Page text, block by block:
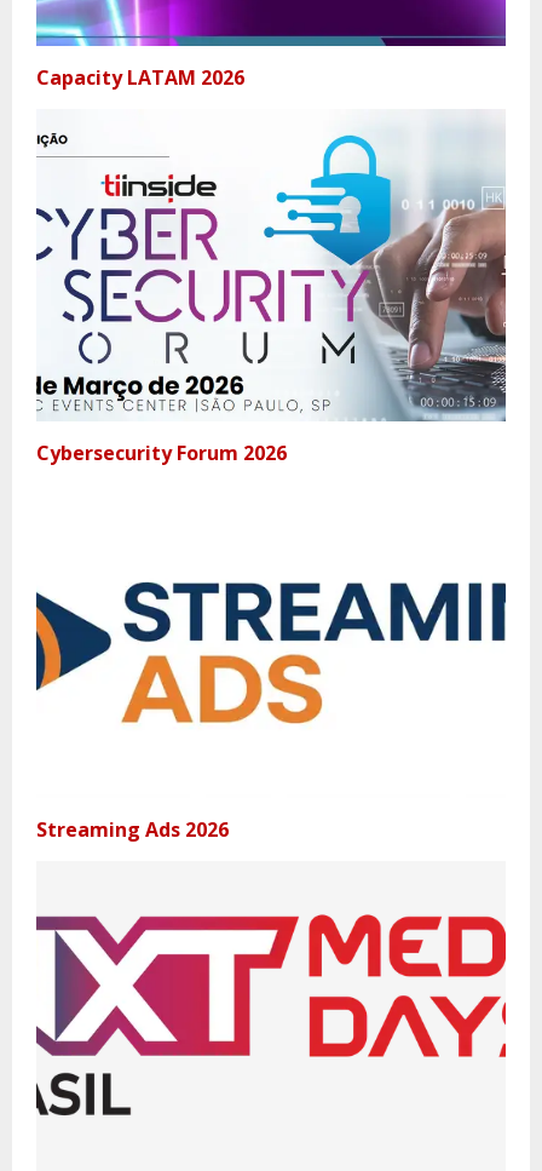
Capacity LATAM 2026
Cybersecurity Forum 2026
Streaming Ads 2026